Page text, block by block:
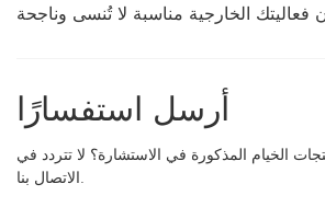
أرسل استفسارًا
الخيام المذكورة في الاستشارة؟ لا تتردد في